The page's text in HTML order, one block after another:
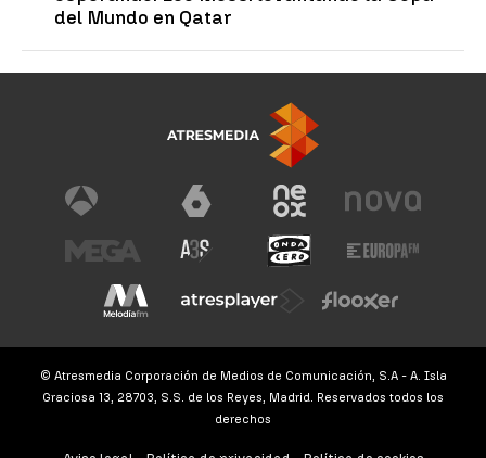
del Mundo en Qatar
© Atresmedia Corporación de Medios de Comunicación, S.A - A. Isla
Graciosa 13, 28703, S.S. de los Reyes, Madrid. Reservados todos los
derechos